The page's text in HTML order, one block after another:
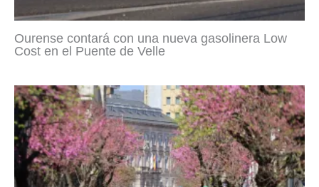
Ourense contará con una nueva gasolinera Low
Cost en el Puente de Velle